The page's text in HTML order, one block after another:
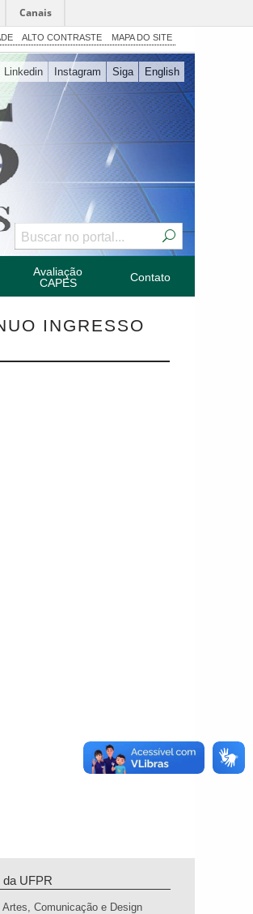
Canais
ALTO CONTRASTE MAPA DO SITE
Linkedin Instagram Siga English
Avaliação
CAPES
Contato
INGRESSO
da UFPR
Artes, Comunicação e Design